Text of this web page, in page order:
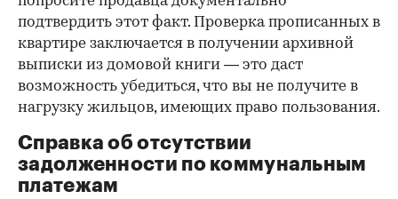
подтвердить этот факт. Проверка прописанных в
квартире заключается в получении архивной
выписки из домовой книги — это даст
возможность убедиться, что вы не получите в
нагрузку жильцов, имеющих право пользования.
Справка об отсутствии
задолженности по коммунальным
платежам